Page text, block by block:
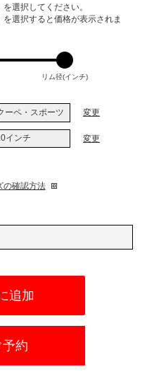
選択してください。
選択すると価格が表示されま
リム径(インチ)
ーペ・スポーツ 変更
インチ 変更
の確認方法
追加
約